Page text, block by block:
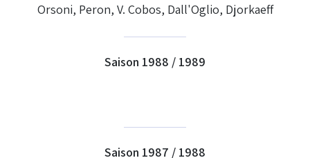
Orsoni, Peron, V. Cobos, Dall'Oglio, Djorkaeff
Saison 1988 / 1989
Saison 1987 / 1988